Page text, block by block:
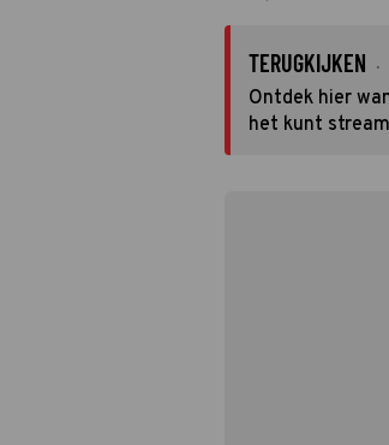
TERUGKIJKEN ·
Ontdek hier
het kunt